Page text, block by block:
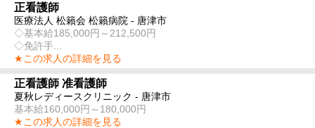
正看護師
医療法人 松籟会 松籟病院 - 唐津市
◇基本給185,000円～212,500円
◇免許手...
★この求人の詳細を見る
正看護師 准看護師
夏秋レディースクリニック - 唐津市
基本給160,000円～180,000円
★この求人の詳細を見る